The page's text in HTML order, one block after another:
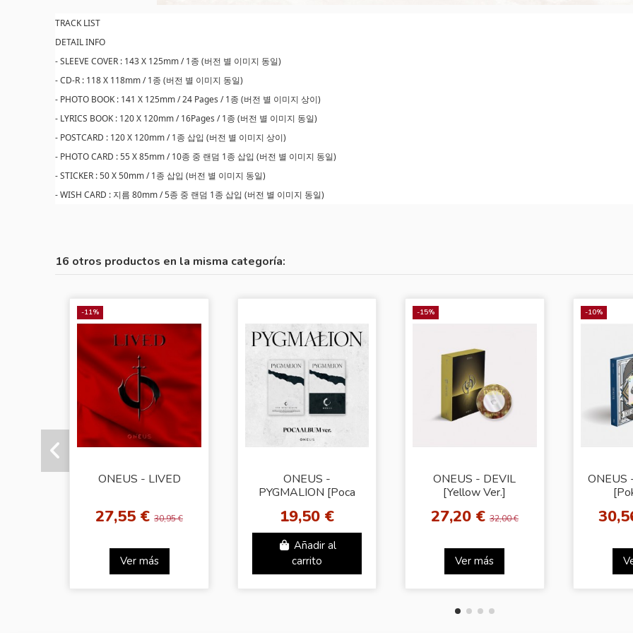
TRACK LIST
DETAIL INFO
- SLEEVE COVER : 143 X 125mm / 1종 (버전 별 이미지 동일)
- CD-R : 118 X 118mm / 1종 (버전 별 이미지 동일)
- PHOTO BOOK : 141 X 125mm / 24 Pages / 1종 (버전 별 이미지 상이)
- LYRICS BOOK : 120 X 120mm / 16Pages / 1종 (버전 별 이미지 동일)
- POSTCARD : 120 X 120mm / 1종 삽입 (버전 별 이미지 상이)
- PHOTO CARD : 55 X 85mm / 10종 중 랜덤 1종 삽입 (버전 별 이미지 동일)
- STICKER : 50 X 50mm / 1종 삽입 (버전 별 이미지 동일)
- WISH CARD : 지름 80mm / 5종 중 랜덤 1종 삽입 (버전 별 이미지 동일)
16 otros productos en la misma categoría:
-11%
ONEUS - LIVED
27,55 €30,95 €
Ver más
ONEUS -
PYGMALION [Poca
19,50 €
Añadir al
carrito
-15%
ONEUS - DEVIL
[Yellow Ver.]
27,20 € 32,00 €
Ver más
-10%
ONEUS